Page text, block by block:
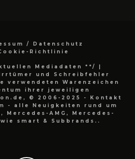
/ Datenschutz
Richtlinie
Mediadaten **/
|
und Schreibfehler
verwendeten Warenzeichen
ihrer jeweiligen
© 2006-2025 - Kontakt
- alle Neuigkeiten rund um
Mercedes-AMG, Mercedes-
smart & Subbrands..